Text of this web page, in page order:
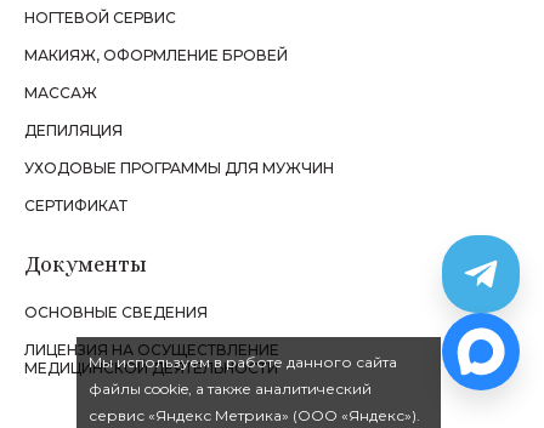
НОГТЕВОЙ СЕРВИС
МАКИЯЖ, ОФОРМЛЕНИЕ БРОВЕЙ
МАССАЖ
ДЕПИЛЯЦИЯ
УХОДОВЫЕ ПРОГРАММЫ ДЛЯ МУЖЧИН
СЕРТИФИКАТ
Документы
ОСНОВНЫЕ СВЕДЕНИЯ
ЛИЦЕНЗИЯ НА ОСУЩЕСТВЛЕНИЕ
МЕДИЦИНСКОЙ ДЕЯТЕЛЬНОСТИ
Мы используем в работе данного сайта
файлы cookie, а также аналитический
сервис «Яндекс Метрика» (ООО «Яндекс»).